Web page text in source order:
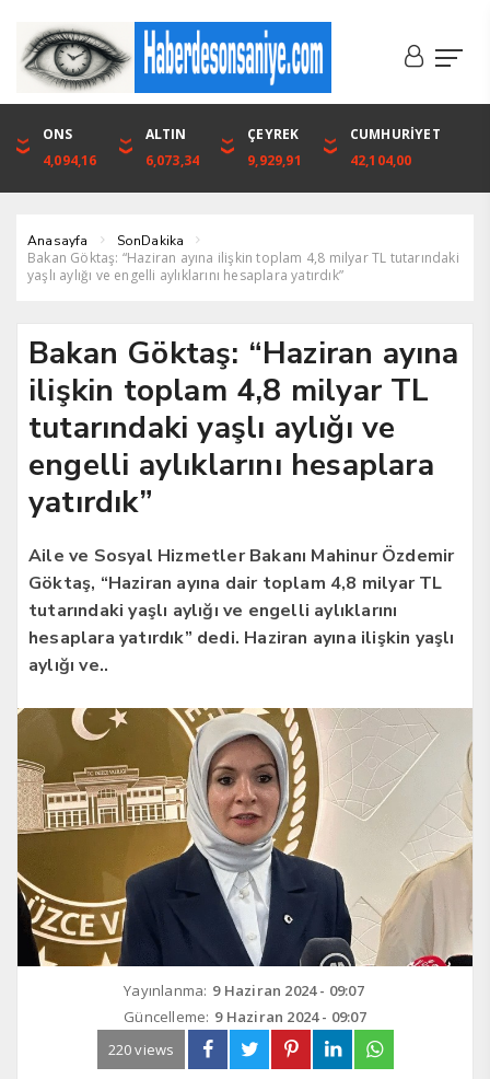
DOLAR
46,1316
EURO
53,3001
ALTIN
6,073,34
BIST
1.720,92
ONS
4,094,16
ALTIN
6,073,34
ÇEYREK
9,929,91
CUMHURİYET
42,104,00
Anasayfa SonDakika
Bakan Göktaş: “Haziran ayına ilişkin toplam 4,8 milyar TL tutarındaki
yaşlı aylığı ve engelli aylıklarını hesaplara yatırdık”
Bakan Göktaş: “Haziran ayına
ilişkin toplam 4,8 milyar TL
tutarındaki yaşlı aylığı ve
engelli aylıklarını hesaplara
yatırdık”
Aile ve Sosyal Hizmetler Bakanı Mahinur Özdemir
Göktaş, “Haziran ayına dair toplam 4,8 milyar TL
tutarındaki yaşlı aylığı ve engelli aylıklarını
hesaplara yatırdık” dedi. Haziran ayına ilişkin yaşlı
aylığı ve..
Yayınlanma: 9 Haziran 2024 - 09:07
Güncelleme: 9 Haziran 2024 - 09:07
220 views